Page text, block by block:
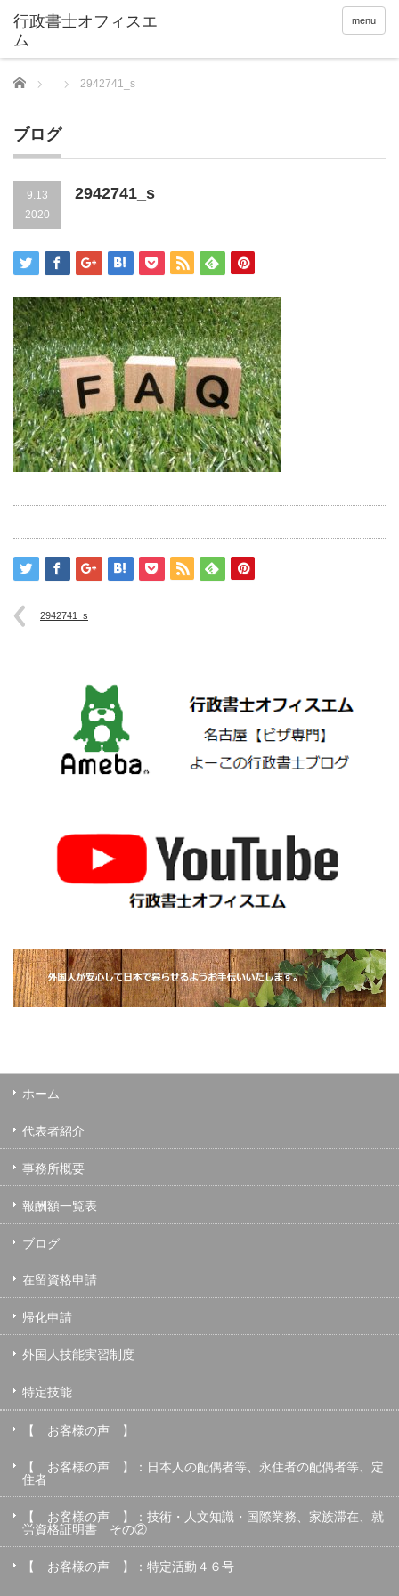
menu
Home 2942741_s
ブログ
9.13
2020
2942741_s
2942741_s
ホーム
代表者紹介
事務所概要
報酬額一覧表
ブログ
在留資格申請
帰化申請
外国人技能実習制度
特定技能
【 お客様の声 】
【 お客様の声 】：日本人の配偶者等、永住者の配偶者等、定
住者
【 お客様の声 】：技術・人文知識・国際業務、家族滞在、就
労資格証明書 その②
【 お客様の声 】：特定活動４６号